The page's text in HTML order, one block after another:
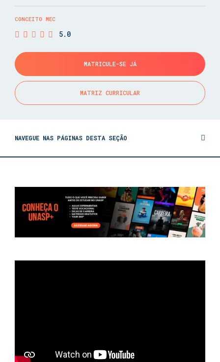
CONCEITO MEC
5.0
MATRICULE-SE JÁ
MATRIZ CURRICULAR
NAVEGUE NAS PÁGINAS DESTA SEÇÃO